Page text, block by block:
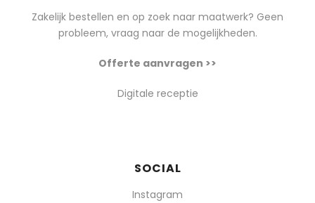
Zakelijk bestellen en op zoek naar maatwerk? Geen
probleem, vraag naar de mogelijkheden.
Offerte aanvragen >>
Digitale receptie
SOCIAL
Instagram